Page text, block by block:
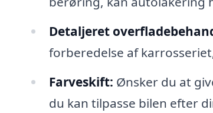
Detaljeret
forberedelse af
Farveskift: Ønsker du at
du kan tilpasse bilen efter